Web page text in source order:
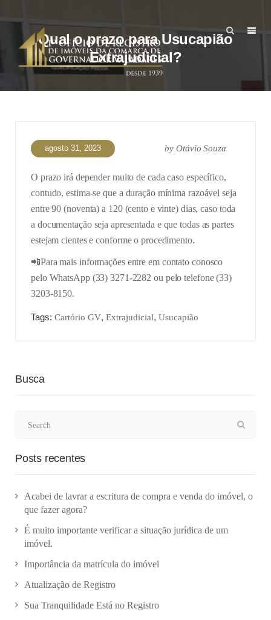
Qual o prazo para Usucapião
Extrajudicial?
agosto 31, 2023 byOtávio Souza
O prazo irá depender muito de cada caso específico,
contudo, estima-se que a duração mínima razoável seja
entre 90 (noventa) a 120 (cento e vinte) dias, caso toda
a documentação seja apresentada e que todas as partes
estejam cientes e conforme o procedimento.
📲Para mais informações entre em contato conosco
pelo WhatsApp (33) 3271-2282 ou pelo telefone (33)
3203-8150.
Tags: Cartório GV, Extrajudicial, Usucapião
Busca
Posts recentes
Acabei de lavrar a escritura de compra e venda do imóvel, o
que fazer agora?
É muito importante verificar a situação jurídica de um
imóvel.
Importância da matrícula do imóvel
Atualização de Registro
Sua Tranquilidade Está no Registro